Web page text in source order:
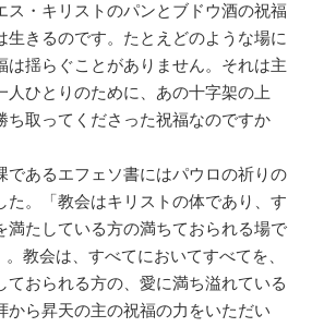
ス・キリストのパンとブドウ酒の祝福
生きるのです。たとえどのような場に
は揺らぐことがありません。それは主
人ひとりのために、あの十字架の上
ち取ってくださった祝福なのですか
あるエフェソ書にはパウロの祈りの
た。「教会はキリストの体であり、す
満たしている方の満ちておられる場で
教会は、すべてにおいてすべてを、
ておられる方の、愛に満ち溢れている
から昇天の主の祝福の力をいただい